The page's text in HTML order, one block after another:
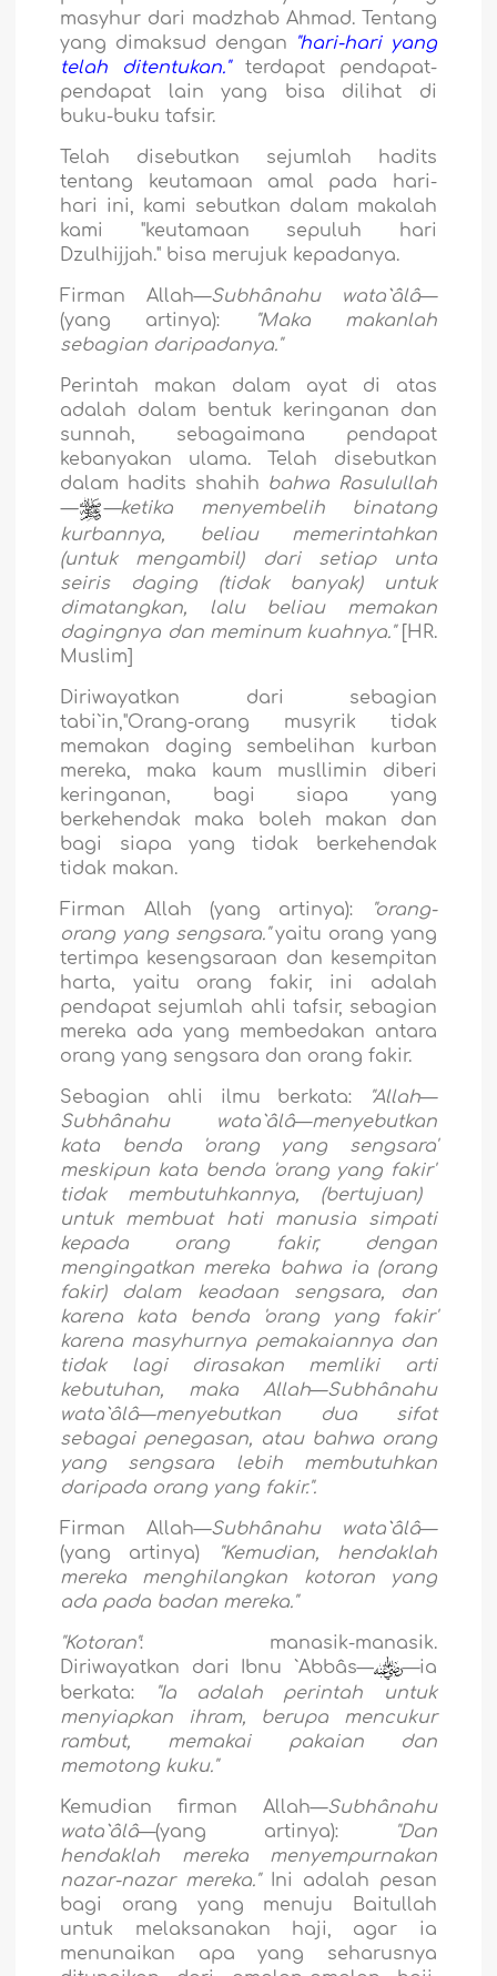
masyhur dari madzhab Ahmad. Tentang
yang dimaksud dengan
"hari-hari yang
telah ditentukan."terdapat pendapat-
pendapat lain yang bisa dilihat di
buku-buku tafsir.
Telah disebutkan sejumlah hadits
tentang keutamaan amal pada hari-
hari ini, kami sebutkan dalam makalah
kami "keutamaan sepuluh hari
Dzulhijjah." bisa merujuk kepadanya.
Firman Allah—Subhânahu wata`âlâ—
(yang artinya):
"Maka makanlah
sebagian daripadanya."
Perintah makan dalam ayat di atas
adalah dalam bentuk keringanan dan
sunnah, sebagaimana pendapat
kebanyakan ulama. Telah disebutkan
dalam hadits shahih bahwa Rasulullah
—
—ketika menyembelih binatang
kurbannya, beliau memerintahkan
(untuk mengambil) dari setiap unta
seiris daging (tidak banyak) untuk
dimatangkan, lalu beliau memakan
dagingnya dan meminum kuahnya."[HR.
Muslim]
Diriwayatkan dari sebagian
tabi`in,"Orang-orang musyrik tidak
memakan daging sembelihan kurban
mereka, maka kaum musllimin diberi
keringanan, bagi siapa yang
berkehendak maka boleh makan dan
bagi siapa yang tidak berkehendak
tidak makan.
Firman Allah (yang artinya):
"orang-
orang yang sengsara." yaitu orang yang
tertimpa kesengsaraan dan kesempitan
harta, yaitu orang fakir, ini adalah
pendapat sejumlah ahli tafsir, sebagian
mereka ada yang membedakan antara
orang yang sengsara dan orang fakir.
Sebagian ahli ilmu berkata: "Allah—
Subhânahu wata`âlâ—menyebutkan
kata benda
'orang yang sengsara'
meskipun kata benda 'orang yang fakir'
tidak membutuhkannya, (bertujuan)
untuk membuat hati manusia simpati
kepada orang fakir, dengan
mengingatkan mereka bahwa ia (orang
fakir) dalam keadaan sengsara, dan
karena kata benda
'orang yang fakir'
karena masyhurnya pemakaiannya dan
tidak lagi dirasakan memliki arti
kebutuhan, maka Allah—Subhânahu
wata`âlâ—menyebutkan dua sifat
sebagai penegasan, atau bahwa orang
yang sengsara lebih membutuhkan
daripada orang yang fakir.".
Firman Allah—Subhânahu wata`âlâ—
(yang artinya)
"Kemudian, hendaklah
mereka menghilangkan kotoran yang
ada pada badan mereka."
"Kotoran": manasik-manasik.
Diriwayatkan dari Ibnu `Abbâs—
—ia
berkata:
"Ia adalah perintah untuk
menyiapkan ihram, berupa mencukur
rambut, memakai pakaian dan
memotong kuku."
Kemudian firman Allah—Subhânahu
wata`âlâ—(yang artinya): "Dan
hendaklah mereka menyempurnakan
nazar-nazar mereka."Ini adalah pesan
bagi orang yang menuju Baitullah
untuk melaksanakan haji, agar ia
menunaikan apa yang seharusnya